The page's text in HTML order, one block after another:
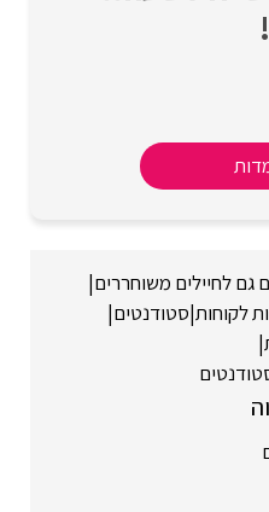
גם לחיילים משוחררים|
לקוחות|סטודנטים|
|